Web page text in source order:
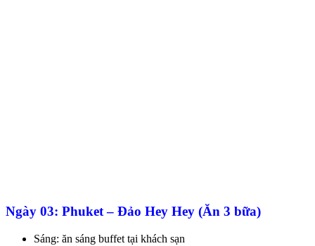
Ngày 03: Phuket – Đảo Hey Hey (Ăn 3 bữa)
Sáng: ăn sáng buffet tại khách sạn